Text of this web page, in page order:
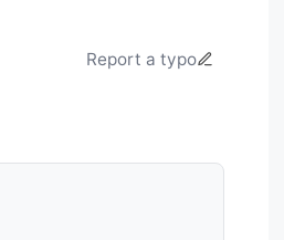
Report a typo